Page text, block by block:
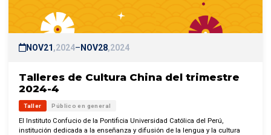
NOV21 2024– NOV28 2024
Talleres de Cultura China del trimestre
2024-4
Taller Público en general
El Instituto Confucio de la Pontificia Universidad Católica del Perú,
institución dedicada a la enseñanza y difusión de la lengua y la cultura